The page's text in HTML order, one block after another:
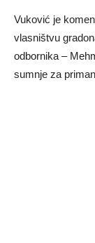
Vuković je
vlasništvu
odbornika –
sumnje za